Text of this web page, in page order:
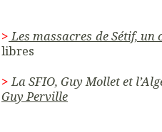
> Les massacres de Sétif,
libres
> La SFIO, Guy Mollet et
Guy Perville